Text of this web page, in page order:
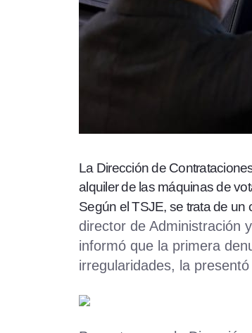
La Dirección de
alquiler de las máquinas de
Según el TSJE, se trata de un
director de Administración
informó que la primera
irregularidades, la presentó